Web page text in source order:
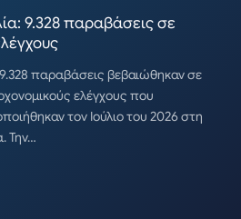
9.328 παραβάσεις σε
παραβάσεις βεβαιώθηκαν σε
ελέγχους που
τον Ιούλιο του 2026 στη
Την…